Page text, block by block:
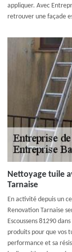
appliquer. Avec
retrouver une façade
Nettoyage tuile
Tarnaise
En activité depuis un
Renovation Tarnaise
Escoussens 81290
produits pour que vos
performance et sa